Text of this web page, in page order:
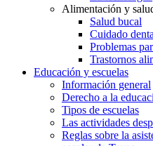
Alimentación y
Salud bucal
Cuidado
Problemas
Trastornos
Educación y escuelas
Información general
Derecho a la
Tipos de escuelas
Las actividades
Reglas sobre la